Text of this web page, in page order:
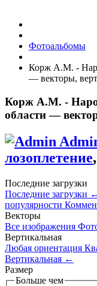
Фотоальбомы
Корж А.М. -
— векторы,
Корж А.М. -
области —
лозоплетение,
Последние загрузки
Последние загрузки ←
популярности
Векторы
Все изображения
Вертикальная
Любая ориентация
Вертикальная ←
Размер
Больше чем